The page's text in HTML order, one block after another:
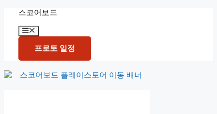
content
스코어보드
Menu
프로토 일정